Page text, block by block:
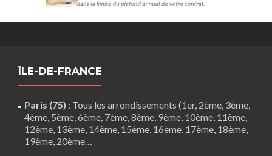
ÎLE-DE-FRANCE
Paris (75) : Tous les arrondissements (1er, 2ème, 3ème,
4ème, 5ème, 6ème, 7ème, 8ème, 9ème, 10ème, 11ème,
12ème, 13ème, 14ème, 15ème, 16ème, 17ème, 18ème,
19ème, 20ème…